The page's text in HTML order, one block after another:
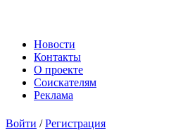
Новости
Контакты
О проекте
Соискателям
Реклама
Войти /Регистрация